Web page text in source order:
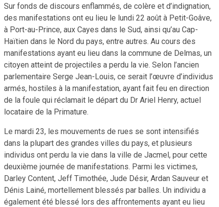
Sur fonds de discours enflammés, de colère et d’indignation,
des manifestations ont eu lieu le lundi 22 août à Petit-Goâve,
à Port-au-Prince, aux Cayes dans le Sud, ainsi qu’au Cap-
Haïtien dans le Nord du pays, entre autres. Au cours des
manifestations ayant eu lieu dans la commune de Delmas, un
citoyen atteint de projectiles a perdu la vie. Selon l’ancien
parlementaire Serge Jean-Louis, ce serait l’œuvre d’individus
armés, hostiles à la manifestation, ayant fait feu en direction
de la foule qui réclamait le départ du Dr Ariel Henry, actuel
locataire de la Primature.
Le mardi 23, les mouvements de rues se sont intensifiés
dans la plupart des grandes villes du pays, et plusieurs
individus ont perdu la vie dans la ville de Jacmel, pour cette
deuxième journée de manifestations. Parmi les victimes,
Darley Content, Jeff Timothée, Jude Désir, Ardan Sauveur et
Dénis Lainé, mortellement blessés par balles. Un individu a
également été blessé lors des affrontements ayant eu lieu